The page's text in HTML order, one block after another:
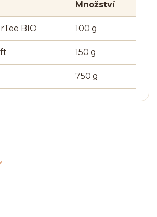
Množství
BIO 100 g
150 g
750 g